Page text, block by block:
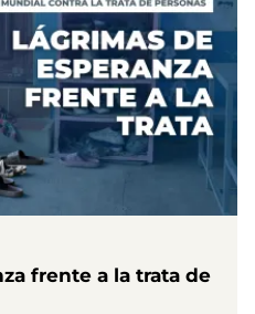
frente a la trata de